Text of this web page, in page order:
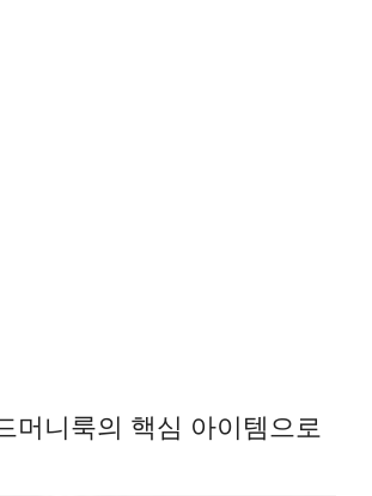
머니룩의 핵심 아이템으로